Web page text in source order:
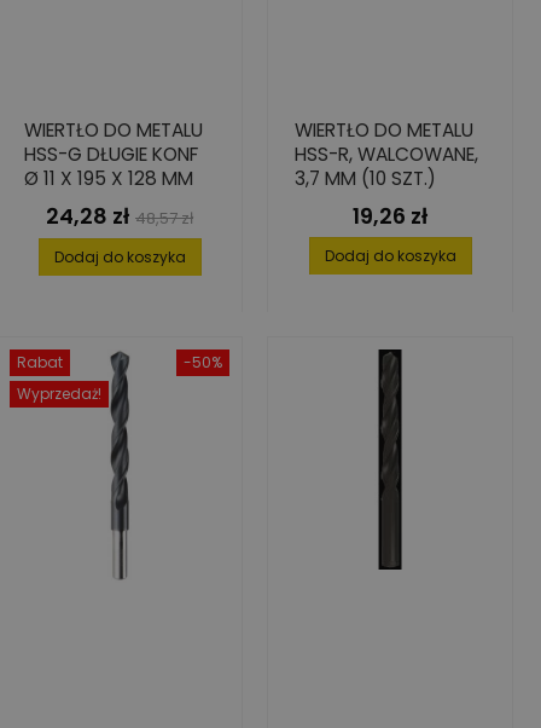
WIERTŁO DO METALU
HSS-G DŁUGIE KONF
Ø 11 X 195 X 128 MM
Cena
24,28 zł Cena
podstawowa
48,57 zł
Dodaj do koszyka
WIERTŁO DO METALU
HSS-R, WALCOWANE,
3,7 MM (10 SZT.)
Cena
19,26 zł
Dodaj do koszyka
-50%
Rabat
Wyprzedaż!